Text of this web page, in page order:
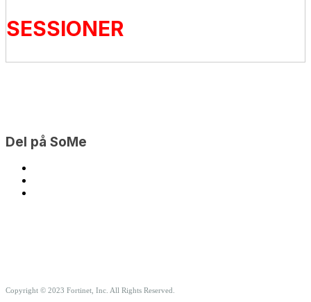
SESSIONER
Del på SoMe
Copyright © 2023 Fortinet, Inc. All Rights Reserved.